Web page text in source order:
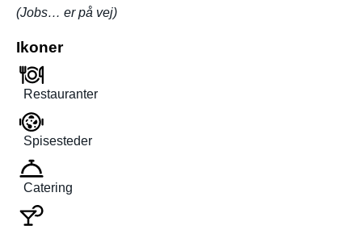
(Jobs… er på vej)
Ikoner
Restauranter
Spisesteder
Catering